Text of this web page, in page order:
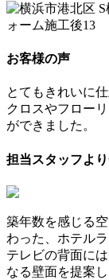
お客様の声
とてもきれいに
クロスやフロー
ができました。
担当スタッフよ
築年数を感じる
わった、ホテル
テレビの背面に
なる壁面を提案し